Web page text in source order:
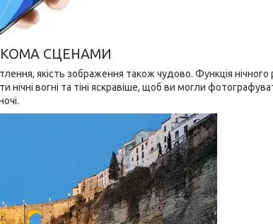
СЦЕНАМИ
якість зображення також чудово. Функція
вогні та тіні яскравіше, щоб ви могли